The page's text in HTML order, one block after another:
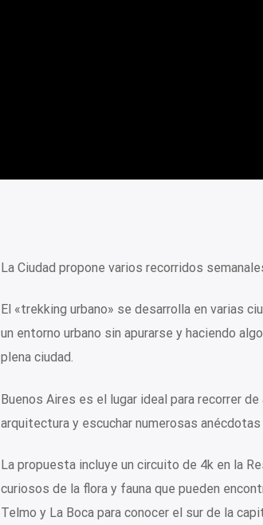
La Ciudad propone varios recorridos
El «trekking urbano» se desarrolla en varias
un entorno urbano sin apurarse y haciendo
plena ciudad.
Buenos Aires es el lugar ideal para recorrer
arquitectura y escuchar numerosas anécdotas
La propuesta incluye un circuito de 4k en la
curiosos de la flora y fauna que pueden
Telmo y La Boca para conocer el sur de la